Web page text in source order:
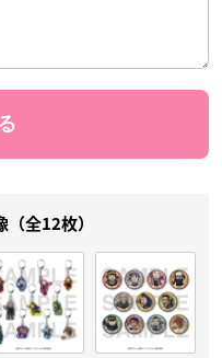
（全12枚）